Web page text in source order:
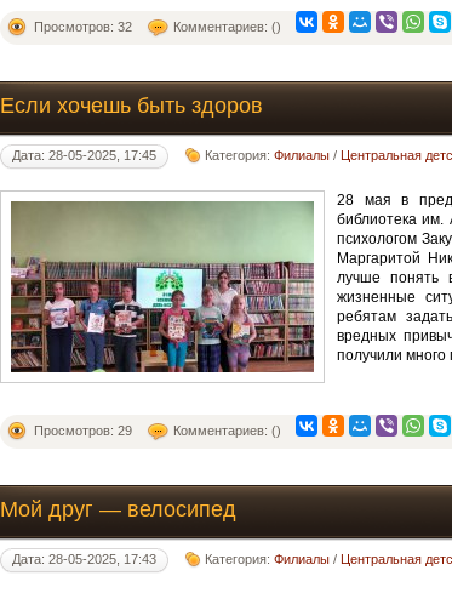
Просмотров: 32 Комментариев: ()
Если хочешь быть здоров
Дата: 28-05-2025, 17:45 Категория:Филиалы /Центральная
28 мая в
библиотека им.
психологом
Маргаритой
лучше понять
жизненные
ребятам
вредных
получили
Просмотров: 29 Комментариев: ()
Мой друг — велосипед
Дата: 28-05-2025, 17:43 Категория:Филиалы /Центральная